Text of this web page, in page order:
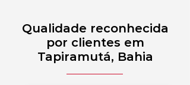
Qualidade reconhecida
por clientes em
Tapiramutá, Bahia